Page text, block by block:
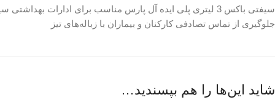
سیفتی باکس 3 لیتری پلی ایده آل پارس مناسب برای ادارات بهداشتی سیار و مطب‌های خصوصی
جلوگیری از تماس تصادفی کارکنان و بیماران با زباله‌های تیز
شاید این‌ها را هم بپسندید…